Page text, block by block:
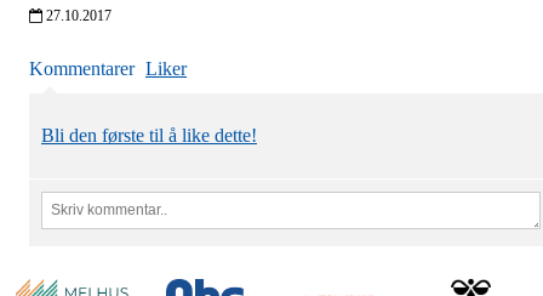
27.10.2017
Kommentarer Liker
Bli den første til å like dette!